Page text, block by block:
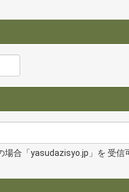
場合「yasudazisyo.jp」を 受信